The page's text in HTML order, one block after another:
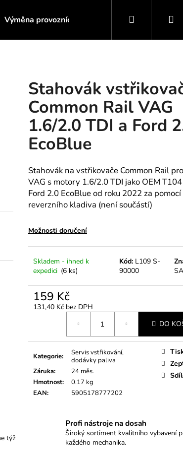
Výměna provozních kapalin Servis motoru /
Hledat
Stahovák
Common Rail VAG
1.6/2.0 TDI a Ford
EcoBlue
Stahovák na vstřikovače Common Rail
VAG s motory 1.6/2.0 TDI jako OEM
Ford 2.0 EcoBlue od roku 2022 za pomocí
reverzního kladiva (není součástí)
Možnosti doručení
Skladem - ihned k
expedici (6 ks)
Kód: L109 S-
90000
159 Kč
131,40 Kč bez DPH
DO
Kategorie:
Servis vstřikování,
dodávky paliva
Záruka:
24 měs.
Hmotnost:
0.17 kg
EAN: 5905178777202
týž
Profi nástroje na dosah
Široký sortiment kvalitního vybavení
každého mechanika.
BITŮ IMBUS, TORX, E-TORX,